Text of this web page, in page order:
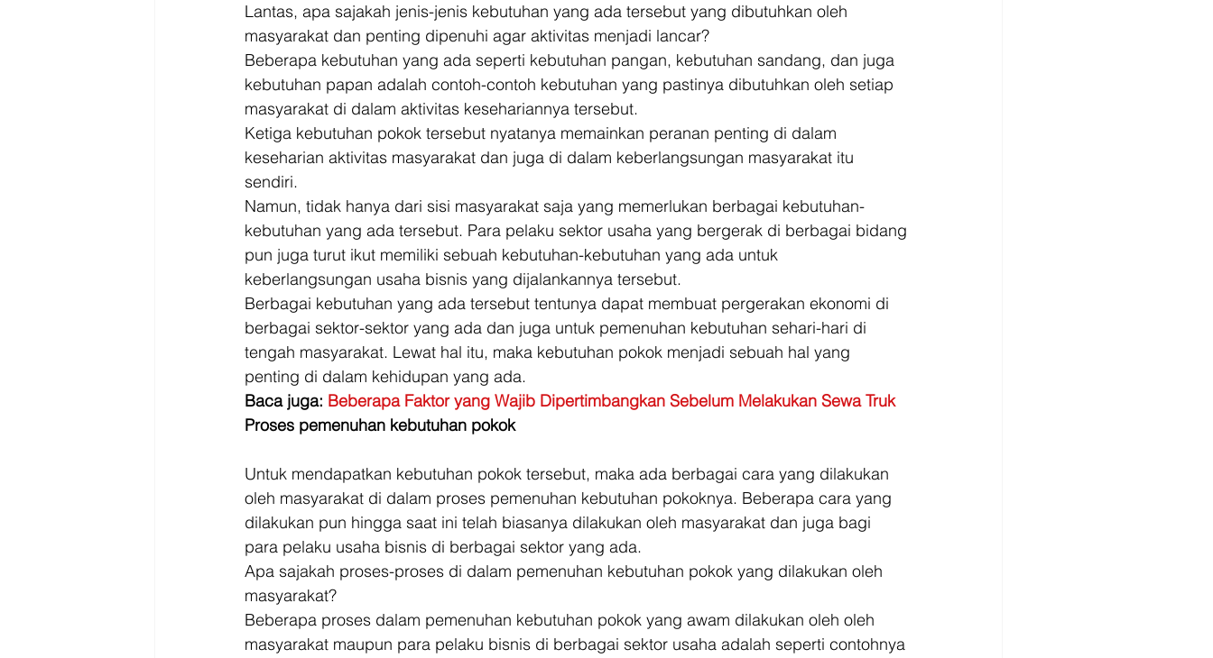
Lantas, apa sajakah jenis-jenis kebutuhan yang ada tersebut yang dibutuhkan oleh
masyarakat dan penting dipenuhi agar aktivitas menjadi lancar?
Beberapa kebutuhan yang ada seperti kebutuhan pangan, kebutuhan sandang, dan juga
kebutuhan papan adalah contoh-contoh kebutuhan yang pastinya dibutuhkan oleh setiap
masyarakat di dalam aktivitas kesehariannya tersebut.
Ketiga kebutuhan pokok tersebut nyatanya memainkan peranan penting di dalam
keseharian aktivitas masyarakat dan juga di dalam keberlangsungan masyarakat itu
sendiri.
Namun, tidak hanya dari sisi masyarakat saja yang memerlukan berbagai kebutuhan-
kebutuhan yang ada tersebut. Para pelaku sektor usaha yang bergerak di berbagai bidang
pun juga turut ikut memiliki sebuah kebutuhan-kebutuhan yang ada untuk
keberlangsungan usaha bisnis yang dijalankannya tersebut.
Berbagai kebutuhan yang ada tersebut tentunya dapat membuat pergerakan ekonomi di
berbagai sektor-sektor yang ada dan juga untuk pemenuhan kebutuhan sehari-hari di
tengah masyarakat. Lewat hal itu, maka kebutuhan pokok menjadi sebuah hal yang
penting di dalam kehidupan yang ada.
Baca juga: Beberapa Faktor yang Wajib Dipertimbangkan Sebelum Melakukan Sewa Truk
Proses pemenuhan kebutuhan pokok
Untuk mendapatkan kebutuhan pokok tersebut, maka ada berbagai cara yang dilakukan
oleh masyarakat di dalam proses pemenuhan kebutuhan pokoknya. Beberapa cara yang
dilakukan pun hingga saat ini telah biasanya dilakukan oleh masyarakat dan juga bagi
para pelaku usaha bisnis di berbagai sektor yang ada.
Apa sajakah proses-proses di dalam pemenuhan kebutuhan pokok yang dilakukan oleh
masyarakat?
Beberapa proses dalam pemenuhan kebutuhan pokok yang awam dilakukan oleh oleh
masyarakat maupun para pelaku bisnis di berbagai sektor usaha adalah seperti contohnya